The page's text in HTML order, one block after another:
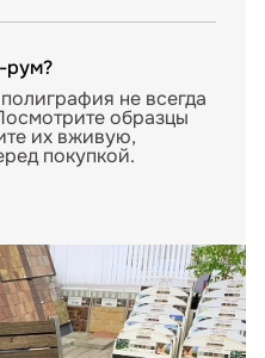
рум?
не всегда
образцы
их вживую,
покупкой.